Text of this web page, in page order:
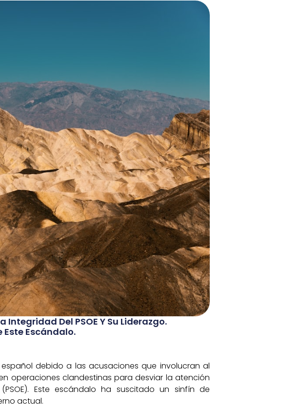
Integridad Del PSOE Y Su Liderazgo.
Este Escándalo.
debido a las acusaciones que involucran al
operaciones clandestinas para desviar la atención
Este escándalo ha suscitado un sinfín de
actual.